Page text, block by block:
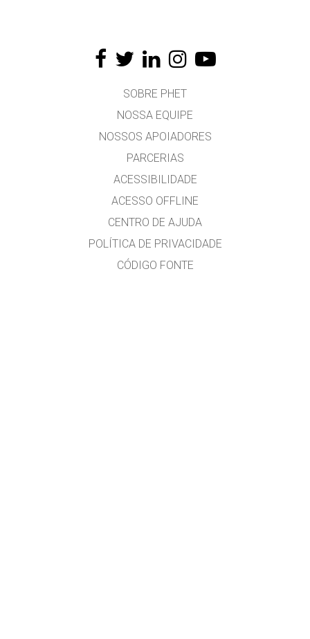
SOBRE PHET
NOSSA EQUIPE
NOSSOS APOIADORES
PARCERIAS
ACESSIBILIDADE
ACESSO OFFLINE
CENTRO DE AJUDA
POLÍTICA DE PRIVACIDADE
CÓDIGO FONTE